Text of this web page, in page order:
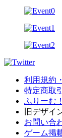
利用規約
特定商取
ふりーむ
旧デザイ
お問い合
ゲーム掲